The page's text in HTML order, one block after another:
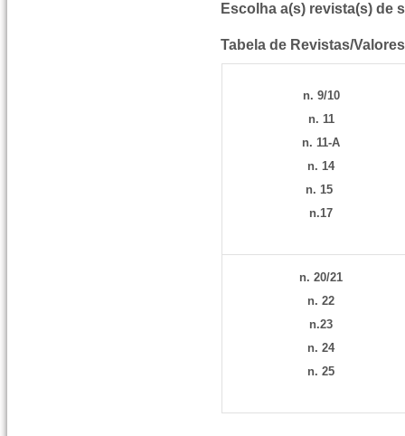
Escolha a(s) revista(s) de
Tabela de Revistas/Valo
n. 9/10
n. 11
n. 11-A
n. 14
n. 15
n.17
n. 20/21
n. 22
n.23
n. 24
n. 25